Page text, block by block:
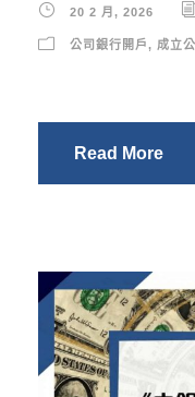
20 2 月, 2026
公司銀行開戶, 成立
Read More